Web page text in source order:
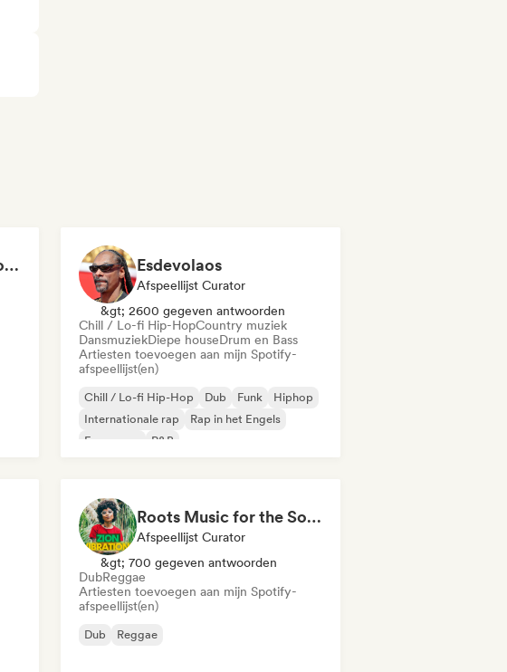
Good Vibration | Rádio Alternativa Rock Esdevolaos
Afspeellijst Curator
&gt; 2600 gegeven antwoorden
Chill / Lo-fi Hip-HopCountry muziek
DansmuziekDiepe houseDrum en Bass
Artiesten toevoegen aan mijn Spotify-
afspeellijst(en)
Chill / Lo-fi Hip-Hop Dub Funk
Hiphop
Internationale rap
Rap in het Engels
Franse rap
R&B
Roots Music for the Soul 🍃 Roots Reggae, Dub & Dancehall
Afspeellijst Curator
&gt; 700 gegeven antwoorden
DubReggae
Artiesten toevoegen aan mijn Spotify-
afspeellijst(en)
Dub Reggae